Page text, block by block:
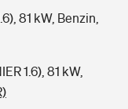
81 kW, Benzin,
1.6), 81 kW,